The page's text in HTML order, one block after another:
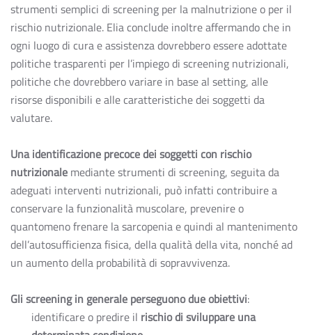
strumenti semplici di screening per la malnutrizione o per il
rischio nutrizionale. Elia conclude inoltre affermando che in
ogni luogo di cura e assistenza dovrebbero essere adottate
politiche trasparenti per l’impiego di screening nutrizionali,
politiche che dovrebbero variare in base al setting, alle
risorse disponibili e alle caratteristiche dei soggetti da
valutare.
Una identificazione precoce dei soggetti con rischio
nutrizionale mediante strumenti di screening, seguita da
adeguati interventi nutrizionali, può infatti contribuire a
conservare la funzionalità muscolare, prevenire o
quantomeno frenare la sarcopenia e quindi al mantenimento
dell’autosufficienza fisica, della qualità della vita, nonché ad
un aumento della probabilità di sopravvivenza.
Gli screening in generale perseguono due obiettivi:
identificare o predire il rischio di sviluppare una